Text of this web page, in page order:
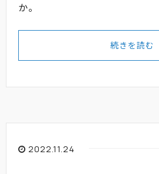
か。
続きを読む
2022.11.24